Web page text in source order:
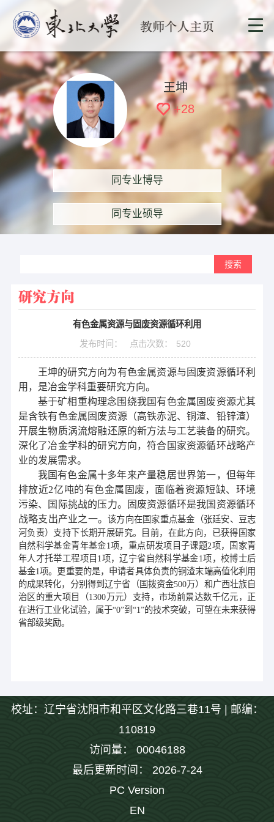
王坤
+28
同专业博导
同专业硕导
研究方向
有色金属资源与固废资源循环利用
发布时间：
点击次数： 520
王坤的研究方向为有色金属资源与固废资源循环利
用，是冶金学科重要研究方向。
基于矿相重构理念围绕我国有色金属固废资源尤其
是含铁有色金属固废资源（高铁赤泥、铜渣、铅锌渣）
开展生物质涡流熔融还原的新方法与工艺装备的研究。
深化了冶金学科的研究方向，符合国家资源循环战略产
业的发展需求。
我国有色金属十多年来产量稳居世界第一，但每年
排放近2亿吨的有色金属固废，面临着资源短缺、环境
污染、国际挑战的压力。固废资源循环是我国资源循环
战略支出产业之一。该方向在国家重点基金（张廷安、豆志
河负责）支持下长期开展研究。
目前，在此方向，已获得国家
自然科学基金青年基金1项，重点研发项目子课题2项，国家青
年人才托举工程项目 1项，辽宁省自然科学基金1项，校博士后
基金1项。更重要的是， 申请者具体负责的铜渣末端高值化利用
的成果转化，分别得到辽宁省（国拨资金500万）和广西壮族自
治区的重大项目（1300 万元）支持，市场前景达数千亿元，正
在进行工业化试验，属于“0”到“1”的技术突破，可望在未来获得
省部级奖励。
校址：辽宁省沈阳市和平区文化路三巷11号 | 邮编：
110819
访问量： 00046188
最后更新时间： 2026-7-24
PC Version
EN